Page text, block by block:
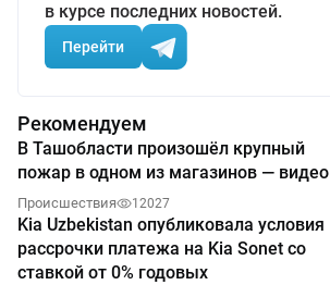
в курсе последних новостей.
Перейти
Рекомендуем
В Ташобласти произошёл крупный
пожар в одном из магазинов — видео
Происшествия 12027
Kia Uzbekistan опубликовала условия
рассрочки платежа на Kia Sonet со
ставкой от 0% годовых